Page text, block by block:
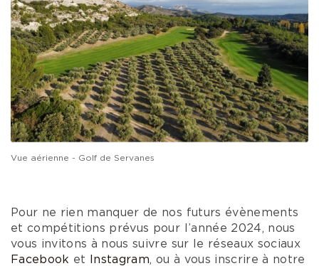
Vue aérienne - Golf de Servanes
Pour ne rien manquer de nos futurs évènements
et compétitions prévus pour l’année 2024, nous
vous invitons à nous suivre sur le réseaux sociaux
Facebook et Instagram, ou à vous inscrire à notre